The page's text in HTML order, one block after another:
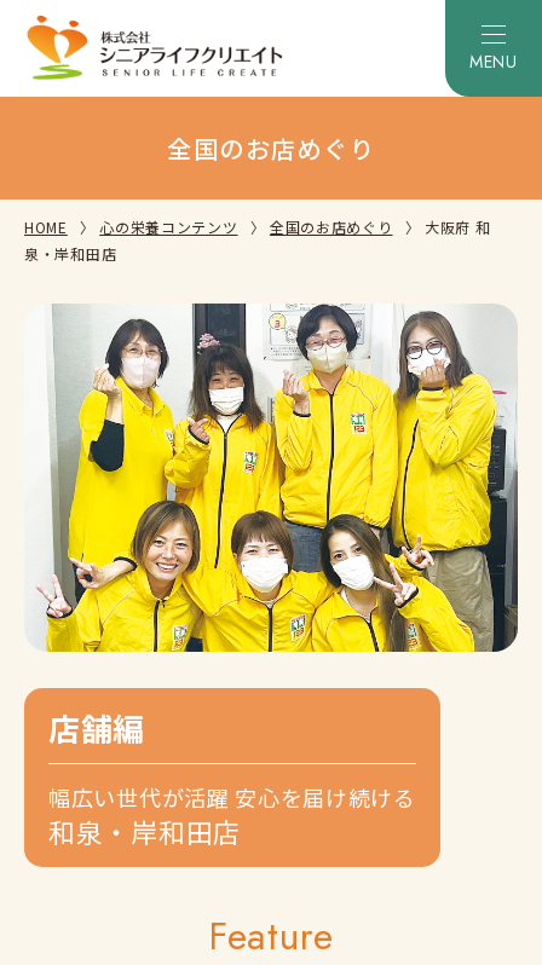
全国のお店めぐり
HOME 心の栄養コンテンツ 全国のお店めぐり
大阪府 和
泉・岸和田店
店舗編
幅広い世代が活躍 安心を届け続ける
和泉・岸和田店
Feature